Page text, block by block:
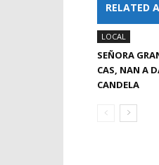
RELATED
LOCAL
SEÑORA
CAS, NAN A
CANDELA